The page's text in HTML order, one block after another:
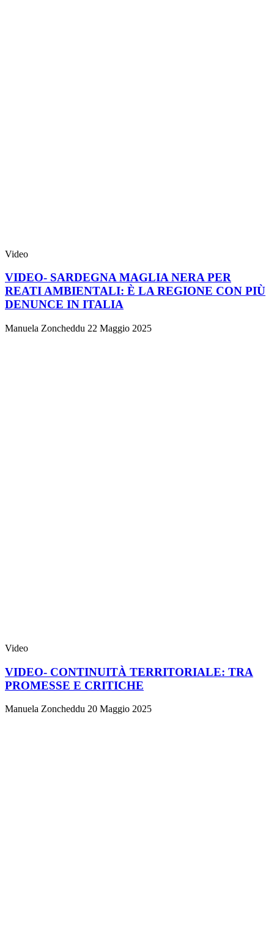
Video
VIDEO- SARDEGNA MAGLIA NERA PER
REATI AMBIENTALI: È LA REGIONE CON PIÙ
DENUNCE IN ITALIA
Manuela Zoncheddu 22 Maggio 2025
Video
VIDEO- CONTINUITÀ TERRITORIALE: TRA
PROMESSE E CRITICHE
Manuela Zoncheddu 20 Maggio 2025